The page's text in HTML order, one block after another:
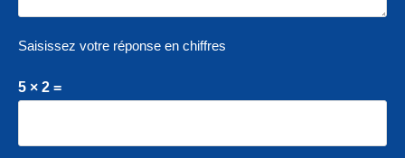
Saisissez votre réponse en chiffres
5 × 2 =